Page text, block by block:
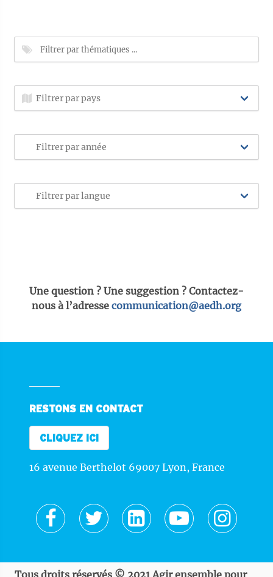
Une question ? Une suggestion ? Contactez-
nous à l’adresse communication@aedh.org
RESTONS EN CONTACT
CLIQUEZ ICI
16 avenue Berthelot 69007 Lyon, France
Tous droits réservés © 2021 Agir ensemble pour